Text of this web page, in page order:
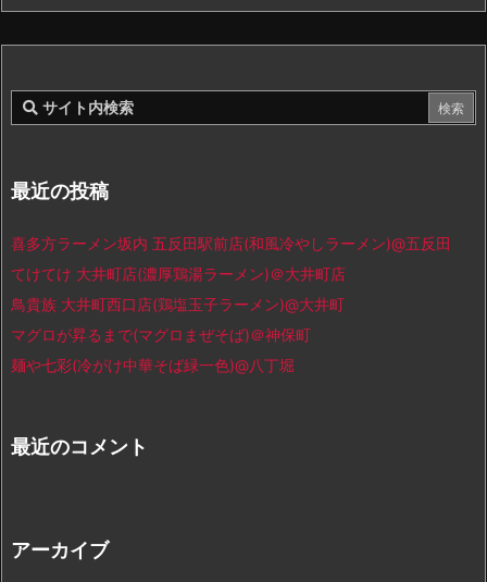
最近の投稿
喜多方ラーメン坂内 五反田駅前店(和風冷やしラーメン)@五反田
てけてけ 大井町店(濃厚鶏湯ラーメン)＠大井町店
鳥貴族 大井町西口店(鶏塩玉子ラーメン)@大井町
マグロが昇るまで(マグロまぜそば)＠神保町
麺や七彩(冷がけ中華そば緑一色)@八丁堀
最近のコメント
アーカイブ